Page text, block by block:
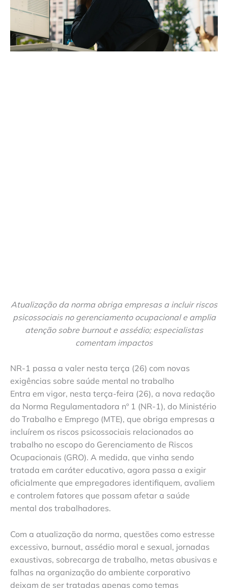
Atualização da norma obriga empresas a incluir riscos
psicossociais no gerenciamento ocupacional e amplia
atenção sobre burnout e assédio; especialistas
comentam impactos
NR-1 passa a valer nesta terça (26) com novas
exigências sobre saúde mental no trabalho
Entra em vigor, nesta terça-feira (26), a nova redação
da Norma Regulamentadora nº 1 (NR-1), do Ministério
do Trabalho e Emprego (MTE), que obriga empresas a
incluírem os riscos psicossociais relacionados ao
trabalho no escopo do Gerenciamento de Riscos
Ocupacionais (GRO). A medida, que vinha sendo
tratada em caráter educativo, agora passa a exigir
oficialmente que empregadores identifiquem, avaliem
e controlem fatores que possam afetar a saúde
mental dos trabalhadores.
Com a atualização da norma, questões como estresse
excessivo, burnout, assédio moral e sexual, jornadas
exaustivas, sobrecarga de trabalho, metas abusivas e
falhas na organização do ambiente corporativo
deixam de ser tratadas apenas como temas